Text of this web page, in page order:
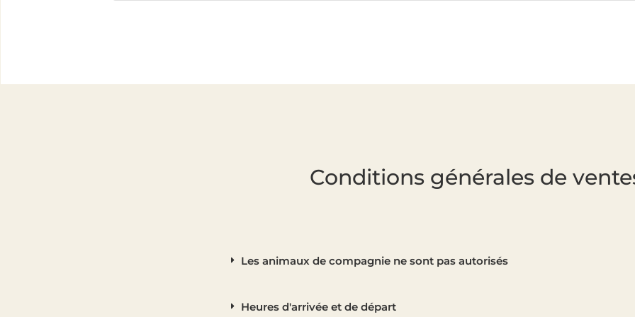
Conditions générales de
Les animaux de compagnie ne sont pas autorisés
Heures d'arrivée et de départ